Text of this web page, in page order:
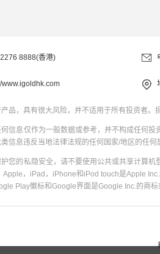
8888(香港)
www.igoldhk.com
品，具有很大风险，并不适用于所有投资者。
信息仅作为一般数据或参考，并不构成任何
信息违反当地法律法规的任何国家/地区的任
您的私隐安全，请不要使用公共或共享计算
Apple，iPad，iPhone和iPod touch是Apple
Play徽标和Google界面是Google Inc.的商标